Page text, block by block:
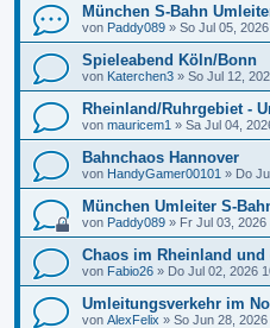
München S-Bahn
von Paddy089 » So Jul 05,
Spieleabend Köln/Bonn
von Katerchen3 » So Jul 12,
Rheinland/Ruhrgebiet -
von mauricem1 » Sa Jul 04,
Bahnchaos Hannover
von HandyGamer00101 » Do
München Umleiter S-
von Paddy089 » Fr Jul 03, 2026
Chaos im Rheinland und
von Fabio26 » Do Jul 02, 2026
Umleitungsverkehr im
von AlexFelix » So Jun 28,